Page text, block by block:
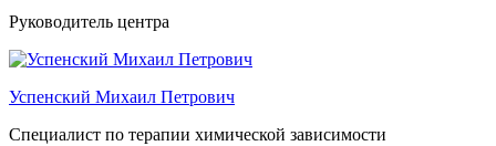
Руководитель центра
Успенский Михаил Петрович
Специалист по терапии химической зависимости